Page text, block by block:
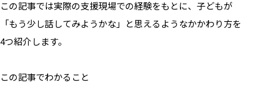
この記事では実際の支援現場での経験をもとに、子どもが
「もう少し話してみようかな」と思えるようなかかわり方を
4つ紹介します。
この記事でわかること